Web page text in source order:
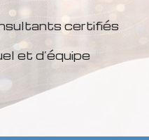
certifiés
et d’équipe